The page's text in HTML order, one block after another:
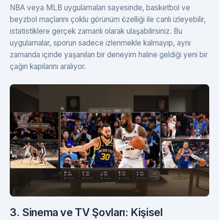
NBA veya MLB uygulamaları sayesinde, basketbol ve
beyzbol maçlarını çoklu görünüm özelliği ile canlı izleyebilir,
istatistiklere gerçek zamanlı olarak ulaşabilirsiniz. Bu
uygulamalar, sporun sadece izlenmekle kalmayıp, aynı
zamanda içinde yaşanılan bir deneyim haline geldiği yeni bir
çağın kapılarını aralıyor.
3. Sinema ve TV Şovları: Kişisel